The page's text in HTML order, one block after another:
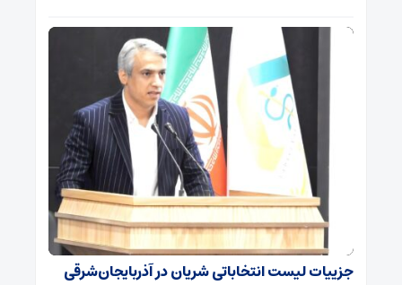
جزییات لیست انتخاباتی شریان در آذربایجان‌شرقی